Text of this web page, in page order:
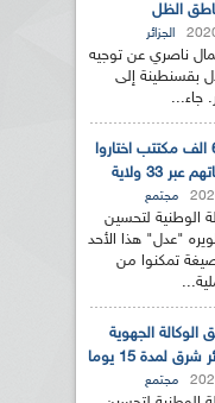
الظل
الجزائر
ناصري عن توجيه
بقسنطينة إلى
أكثر من 63 الف مكتتب اختاروا
33 ولاية
مجتمع
الوطنية لتحسين
"عدل" هذا الأحد
الصيغة تمكنوا من
الوكالة الجهوية
لمدة 15 يوما
مجتمع